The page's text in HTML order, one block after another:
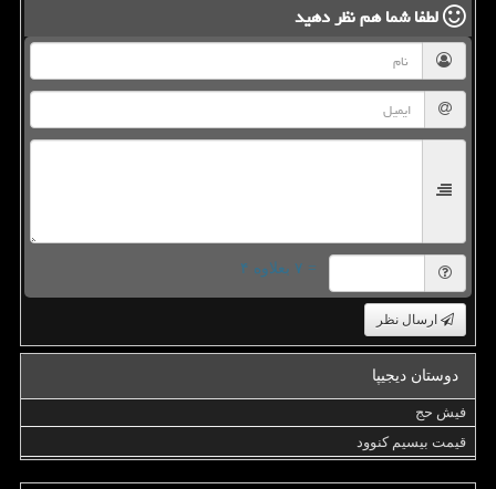
لطفا شما همنظر دهید
= ۷ بعلاوه ۴
ارسال نظر
دوستان دیجیپا
فیش حج
قیمت بیسیم کنوود